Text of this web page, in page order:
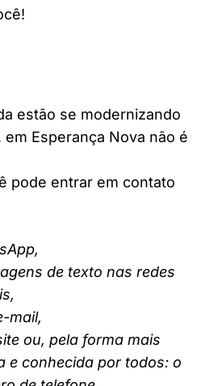
estão se modernizando
em Esperança Nova não é
pode entrar em contato
de texto nas redes
mail,
ou, pela forma mais
e conhecida por todos: o